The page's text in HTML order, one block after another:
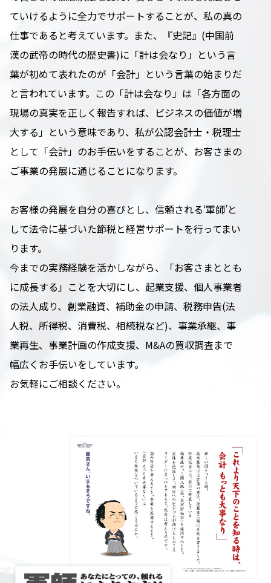
ていけるように全力でサポートすることが、私の真の
仕事であると考えています。また、『史記』(中国前
漢の武帝の時代の歴史書)に「計は会なり」という言
葉が初めて表れたのが「会計」という言葉の始まりだ
と言われています。この「計は会なり」は「各方面の
現場の真実を正しく報告すれば、ビジネスの価値が増
大する」という意味であり、私が公認会計士・税理士
として「会計」のお手伝いをすることが、お客さまの
ご事業の発展に通じることになります。
お客様の発展を自分の喜びとし、信頼される‘軍師’と
して法令に基づいた節税と経営サポートを行ってまい
ります。
今までの実務経験を活かしながら、「お客さまととも
に成長する」ことを大切にし、起業支援、個人事業者
の法人成り、創業融資、補助金の申請、税務申告(法
人税、所得税、消費税、相続税など)、事業承継、事
業再生、事業計画の作成支援、M&Aの買収調査まで
幅広くお手伝いをしています。
お気軽にご相談ください。